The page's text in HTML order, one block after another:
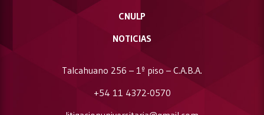
CNULP
NOTICIAS
Talcahuano 256 – 1º piso – C.A.B.A.
+54 11 4372-0570